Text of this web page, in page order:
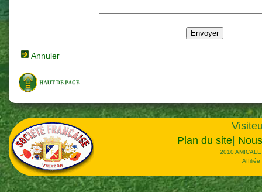
Annuler
Plan du site|
2010
Affiliée